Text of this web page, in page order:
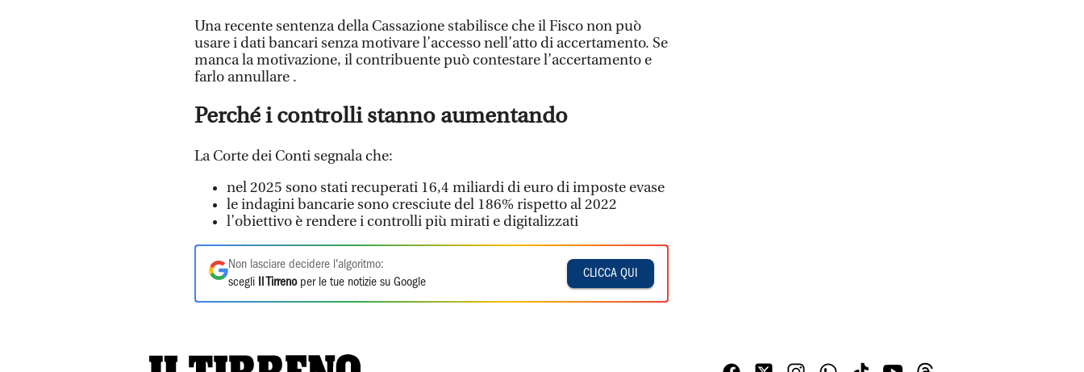
Una recente sentenza della Cassazione stabilisce che il Fisco non può
usare i dati bancari senza motivare l’accesso nell’atto di accertamento. Se
manca la motivazione, il contribuente può contestare l’accertamento e
farlo annullare .
Perché i controlli stanno aumentando
La Corte dei Conti segnala che:
nel 2025 sono stati recuperati 16,4 miliardi di euro di imposte evase
le indagini bancarie sono cresciute del 186% rispetto al 2022
l’obiettivo è rendere i controlli più mirati e digitalizzati
Non lasciare decidere l'algoritmo:
scegli
Il Tirrenoper le tue notizie su Google
CLICCA QUI